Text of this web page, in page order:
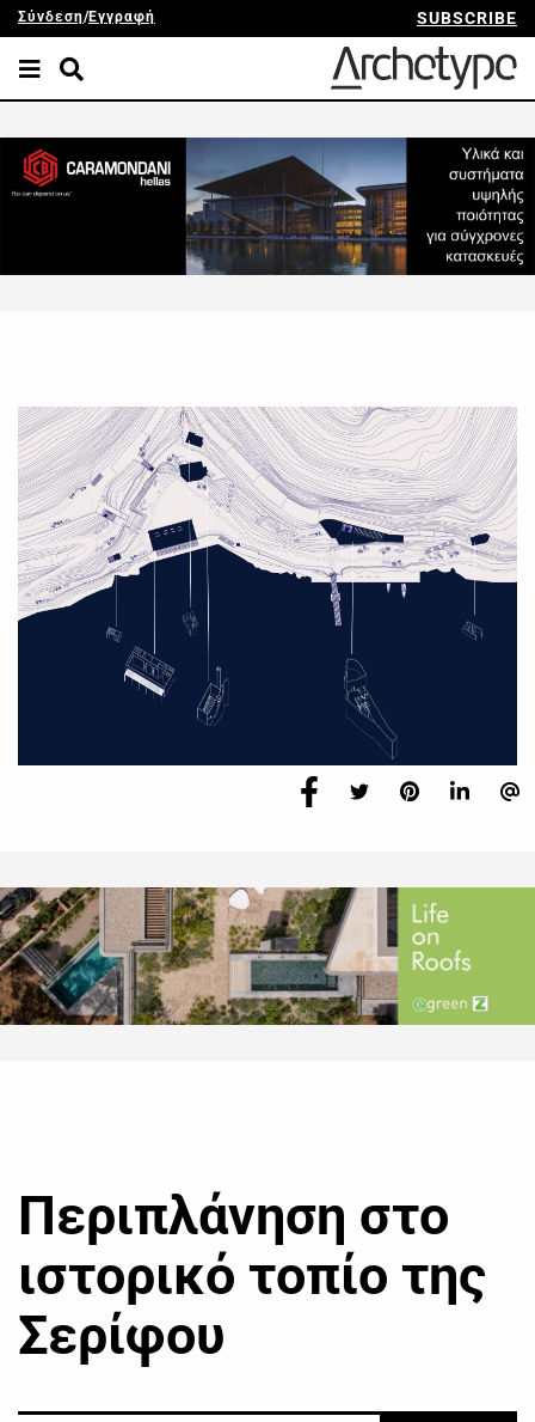
Σύνδεση/Εγγραφή SUBSCRIBE
Περιπλάνηση στο
ιστορικό τοπίο της
Σερίφου